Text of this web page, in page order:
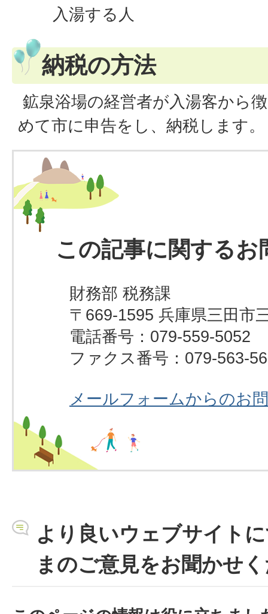
入湯する人
納税の方法
鉱泉浴場の経営者が入湯客から
めて市に申告をし、納税します。
この記事に関するお
財務部 税務課
〒669-1595 兵庫県三田市
電話番号：079-559-5052
ファクス番号：079-563-
メールフォームからのお
より良いウェブサイト
まのご意見をお聞かせ